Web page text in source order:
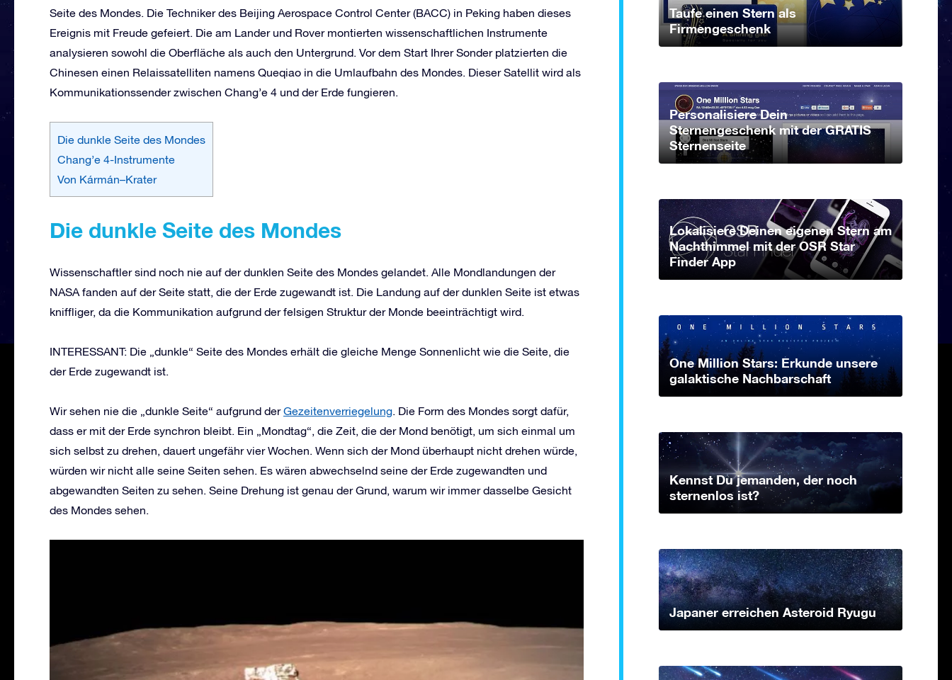
Seite des Mondes. Die Techniker des Beijing Aerospace Control Center (BACC) in Peking haben dieses
Ereignis mit Freude gefeiert. Die am Lander und Rover montierten wissenschaftlichen Instrumente
analysieren sowohl die Oberfläche als auch den Untergrund. Vor dem Start Ihrer Sonder platzierten die
Chinesen einen Relaissatelliten namens Queqiao in die Umlaufbahn des Mondes. Dieser Satellit wird als
Kommunikationssender zwischen Chang’e 4 und der Erde fungieren.
Die dunkle Seite des Mondes
Chang’e 4-Instrumente
Von Kármán–Krater
Die dunkle Seite des Mondes
Wissenschaftler sind noch nie auf der dunklen Seite des Mondes gelandet. Alle Mondlandungen der
NASA fanden auf der Seite statt, die der Erde zugewandt ist. Die Landung auf der dunklen Seite ist etwas
kniffliger, da die Kommunikation aufgrund der felsigen Struktur der Monde beeinträchtigt wird.
INTERESSANT: Die „dunkle“ Seite des Mondes erhält die gleiche Menge Sonnenlicht wie die Seite, die
der Erde zugewandt ist.
Wir sehen nie die „dunkle Seite“ aufgrund derGezeitenverriegelung. Die Form des Mondes sorgt dafür,
dass er mit der Erde synchron bleibt. Ein „Mondtag“, die Zeit, die der Mond benötigt, um sich einmal um
sich selbst zu drehen, dauert ungefähr vier Wochen. Wenn sich der Mond überhaupt nicht drehen würde,
würden wir nicht alle seine Seiten sehen. Es wären abwechselnd seine der Erde zugewandten und
abgewandten Seiten zu sehen. Seine Drehung ist genau der Grund, warum wir immer dasselbe Gesicht
des Mondes sehen.
Taufe einen Stern als
Firmengeschenk
Personalisiere Dein
Sternengeschenk mit der GRATIS
Sternenseite
Lokalisiere Deinen eigenen Stern am
Nachthimmel mit der OSR Star
Finder App
One Million Stars: Erkunde unsere
galaktische Nachbarschaft
Kennst Du jemanden, der noch
sternenlos ist?
Japaner erreichen Asteroid Ryugu